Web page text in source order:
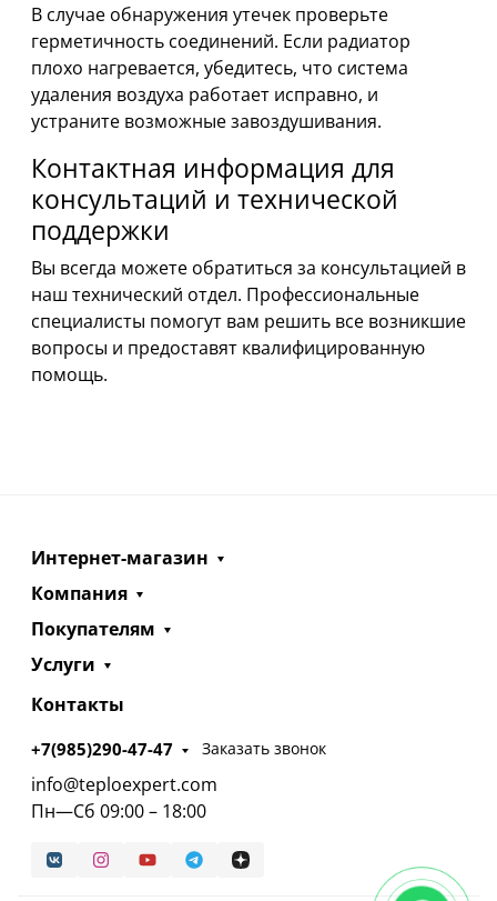
В случае обнаружения утечек проверьте
герметичность соединений. Если радиатор
плохо нагревается, убедитесь, что система
удаления воздуха работает исправно, и
устраните возможные завоздушивания.
Контактная информация для
консультаций и технической
поддержки
Вы всегда можете обратиться за консультацией в
наш технический отдел. Профессиональные
специалисты помогут вам решить все возникшие
вопросы и предоставят квалифицированную
помощь.
Интернет-магазин
Компания
Покупателям
Услуги
Контакты
+7(985)290-47-47 Заказать звонок
info@teploexpert.com
Пн—Сб 09:00 – 18:00